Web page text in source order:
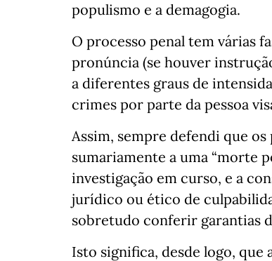
populismo e a demagogia.
O processo penal tem várias
pronúncia (se houver
a diferentes graus de
crimes por parte da pessoa
Assim, sempre defendi que
sumariamente a uma “morte
investigação em curso, e a
jurídico ou ético de
sobretudo conferir garantias
Isto significa, desde logo,